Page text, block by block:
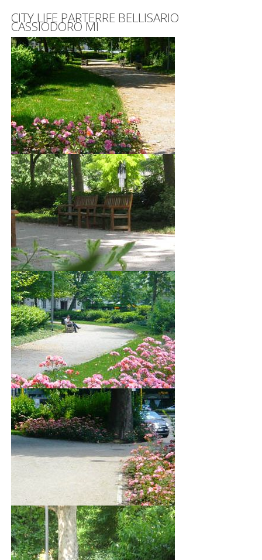
CITY LIFE PARTERRE BELLISARIO
CASSIODORO MI